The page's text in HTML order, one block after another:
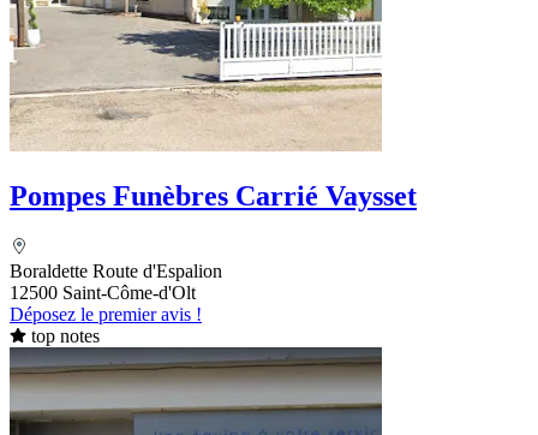
Pompes Funèbres Carrié Vaysset
Boraldette Route d'Espalion
12500 Saint-Côme-d'Olt
Déposez le premier avis !
top notes